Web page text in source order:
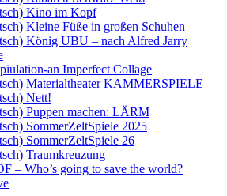
Kino im Kopf
Kleine Füße in großen Schuhen
König UBU – nach Alfred Jarry
an Imperfect Collage
Materialtheater KAMMERSPIELE
Nett!
Puppen machen: LÄRM
SommerZeltSpiele 2025
SommerZeltSpiele 26
Traumkreuzung
– Who’s going to save the world?